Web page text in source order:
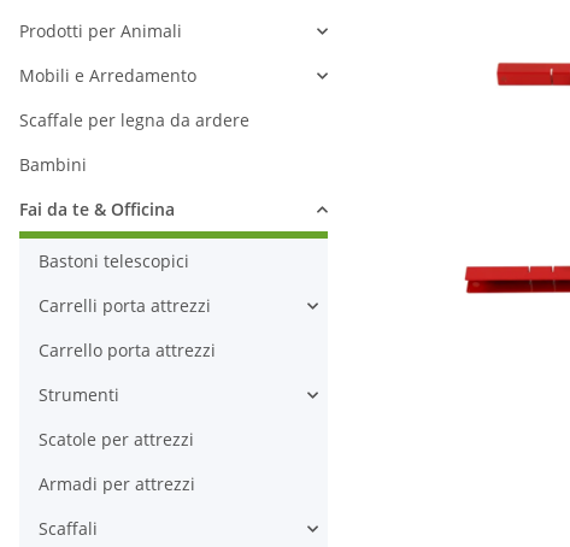
Prodotti per Animali
Mobili e Arredamento
Scaffale per legna da ardere
Bambini
Fai da te & Officina
Bastoni telescopici
Carrelli porta attrezzi
Carrello porta attrezzi
Strumenti
Scatole per attrezzi
Armadi per attrezzi
Scaffali